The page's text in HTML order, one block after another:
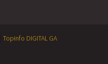
Topinfo DIGITAL GA